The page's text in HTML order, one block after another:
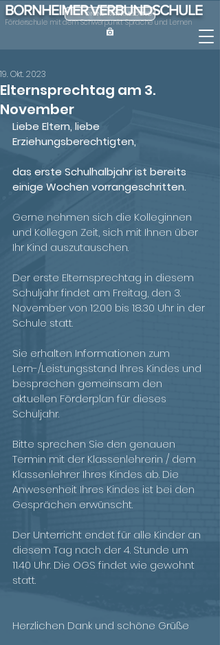
BORNHEIMER VERBUNDSCHULE
Förderschule mit dem Schwerpunkt Sprache und Lernen
ONLINE-KRANKMELDUNG
Elternsprechtag am 3.
November
19. Okt. 2023
Liebe Eltern, liebe
Erziehungsberechtigten,
das erste Schulhalbjahr ist bereits
einige Wochen vorrangeschritten.
Gerne nehmen sich die Kolleginnen
und Kollegen Zeit, sich mit Ihnen über
Ihr Kind auszutauschen.
Der erste Elternsprechtag in diesem
Schuljahr findet am Freitag, den 3.
November von 12.00 bis 18.30 Uhr in der
Schule statt.
Sie erhalten Informationen zum
Lern-/Leistungsstand Ihres Kindes und
besprechen gemeinsam den
aktuellen Förderplan für dieses
Schuljahr.
Bitte sprechen Sie den genauen
Termin mit der Klassenlehrerin / dem
Klassenlehrer Ihres Kindes ab. Die
Anwesenheit Ihres Kindes ist bei den
Gesprächen erwünscht.
Der Unterricht endet für alle Kinder an
diesem Tag nach der 4. Stunde um
11.40 Uhr. Die OGS findet wie gewohnt
statt.
Herzlichen Dank und schöne Grüße